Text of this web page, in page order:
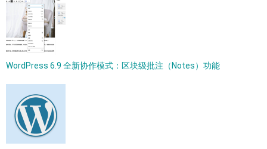
WordPress 6.9 全新协作模式：区块级批注（Notes）功能